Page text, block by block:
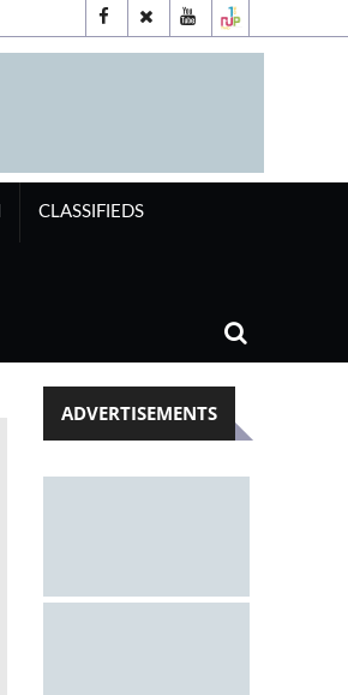
CLASSIFIEDS
ADVERTISEMENTS